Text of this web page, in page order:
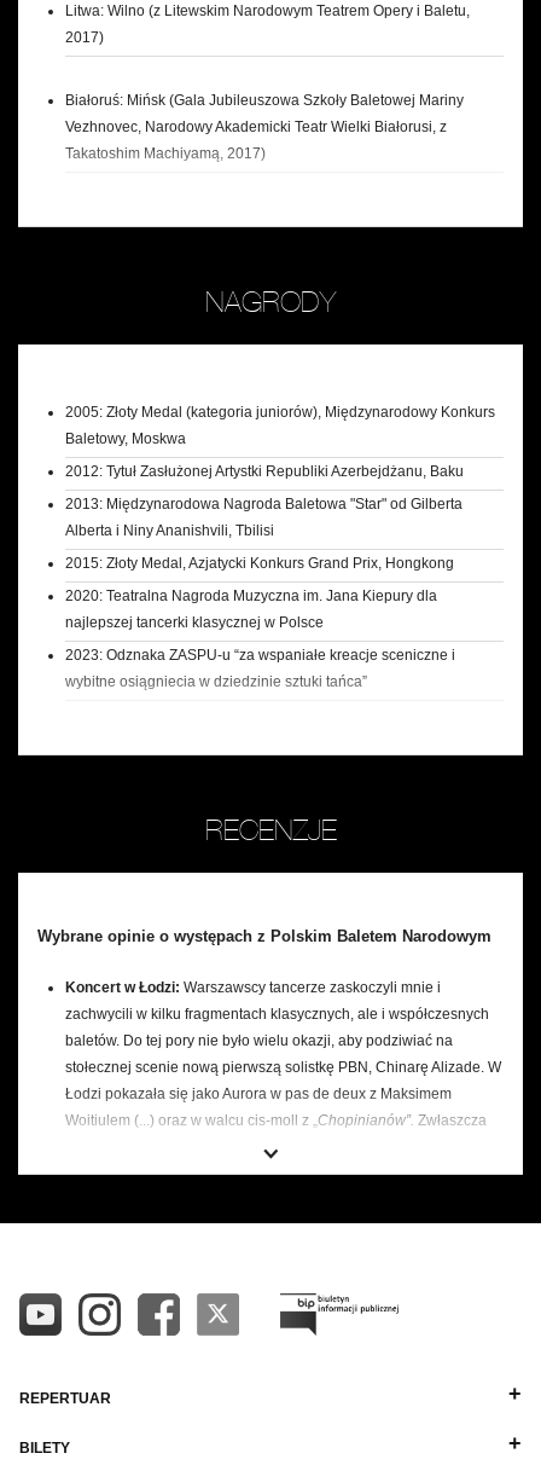
Litwa: Wilno (z Litewskim Narodowym Teatrem Opery i Baletu,
2017)
Białoruś: Mińsk (Gala Jubileuszowa Szkoły Baletowej Mariny
Vezhnovec, Narodowy Akademicki Teatr Wielki Białorusi, z
Takatoshim Machiyamą, 2017)
NAGRODY
2005: Złoty Medal (kategoria juniorów), Międzynarodowy Konkurs
Baletowy, Moskwa
2012: Tytuł Zasłużonej Artystki Republiki Azerbejdżanu, Baku
2013: Międzynarodowa Nagroda Baletowa "Star" od Gilberta
Alberta i Niny Ananishvili, Tbilisi
2015: Złoty Medal, Azjatycki Konkurs Grand Prix, Hongkong
2020: Teatralna Nagroda Muzyczna im. Jana Kiepury dla
najlepszej tancerki klasycznej w Polsce
2023: Odznaka ZASPU-u “za wspaniałe kreacje sceniczne i
wybitne osiągniecia w dziedzinie sztuki tańca”
RECENZJE
Wybrane opinie o występach z Polskim Baletem Narodowym
Koncert w Łodzi: Warszawscy tancerze zaskoczyli mnie i
zachwycili w kilku fragmentach klasycznych, ale i współczesnych
baletów. Do tej pory nie było wielu okazji, aby podziwiać na
stołecznej scenie nową pierwszą solistkę PBN, Chinarę Alizade. W
Łodzi pokazała się jako Aurora w pas de deux z Maksimem
Woitiulem (...) oraz w walcu cis-moll z „Chopinianów”. Zwłaszcza
ten drugi duet wypadł doskonale – przepojony ulotnym wdziękiem
baletu romantycznego, ale bez jego XIX-wiecznej ckliwości. Oboje
zapominający o żadnym wdzięcznym szczególiku choreografii
mężczyzny i kobiety, Pawła Koncewoja oraz fenomenalnej Chinary
Alizadze, która zdominowała partnera. (Rzeczpospolita,
Bolero:
erotykę związku bohaterów. (Teatr dla Was, 29/11/2016)
REPERTUAR
BILETY